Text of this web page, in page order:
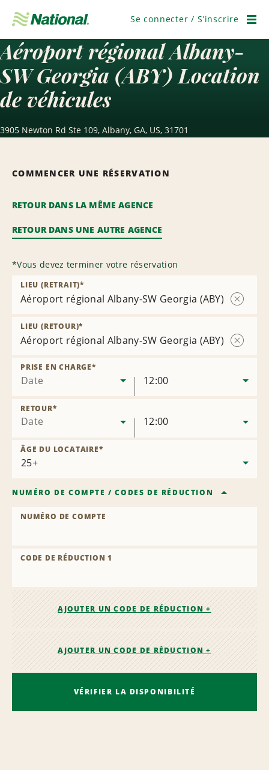
navigation
Se connecter / S’inscrire
Aéroport régional Albany-
SW Georgia (ABY) Location
de véhicules
3905 Newton Rd Ste 109, Albany, GA, US, 31701
COMMENCER UNE RÉSERVATION
RETOUR DANS LA MÊME AGENCE
RETOUR DANS UNE AUTRE AGENCE
*Vous devez terminer votre réservation
Aéroport régional Albany-SW Georgia (ABY)
LIEU (RETRAIT)*
Aéroport régional Albany-SW Georgia (ABY)
LIEU (RETOUR)*
Date
PRISE EN CHARGE*
12:00
Date
RETOUR*
12:00
ÂGE DU LOCATAIRE*
NUMÉRO DE COMPTE /CODES DE RÉDUCTION
NUMÉRO DE COMPTE
CODE DE RÉDUCTION 1
AJOUTER UN CODE DE RÉDUCTION +
AJOUTER UN CODE DE RÉDUCTION +
VÉRIFIER LA DISPONIBILITÉ